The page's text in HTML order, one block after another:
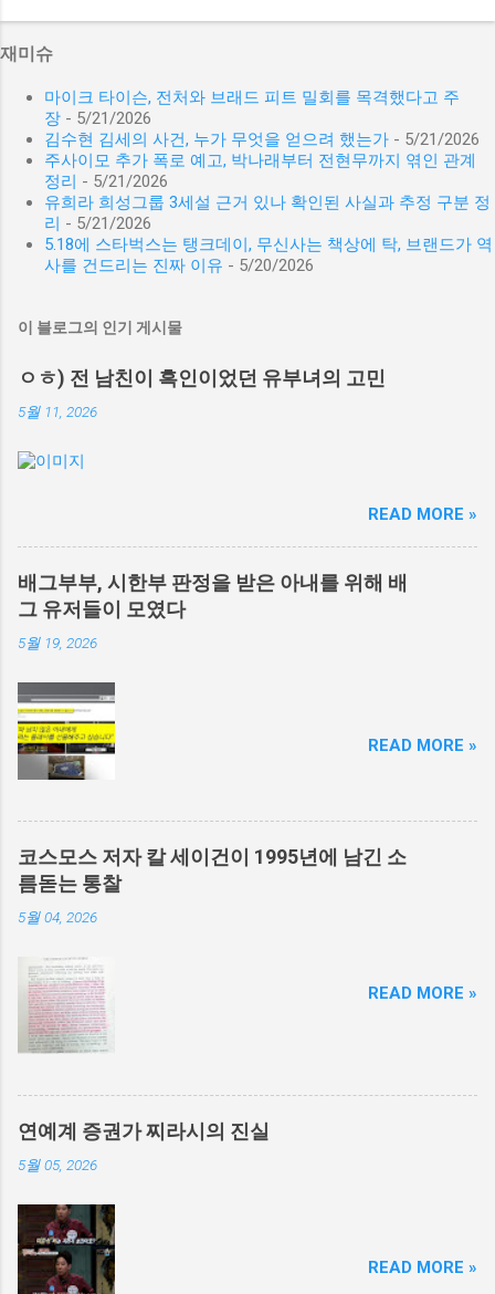
재미슈
마이크 타이슨, 전처와 브래드 피트 밀회를 목격했다고 주
장 - 5/21/2026
김수현 김세의 사건, 누가 무엇을 얻으려 했는가 - 5/21/2026
주사이모 추가 폭로 예고, 박나래부터 전현무까지 엮인 관계
정리 - 5/21/2026
유희라 희성그룹 3세설 근거 있나 확인된 사실과 추정 구분 정
리 - 5/21/2026
5.18에 스타벅스는 탱크데이, 무신사는 책상에 탁, 브랜드가 역
사를 건드리는 진짜 이유 - 5/20/2026
이 블로그의 인기 게시물
ㅇㅎ) 전 남친이 흑인이었던 유부녀의 고민
5월 11, 2026
READ MORE »
배그부부, 시한부 판정을 받은 아내를 위해 배
그 유저들이 모였다
5월 19, 2026
READ MORE »
코스모스 저자 칼 세이건이 1995년에 남긴 소
름돋는 통찰
5월 04, 2026
READ MORE »
연예계 증권가 찌라시의 진실
5월 05, 2026
READ MORE »